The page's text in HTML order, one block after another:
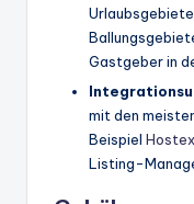
Gastgeber in
mit den
Beispiel Hostex
Listing-